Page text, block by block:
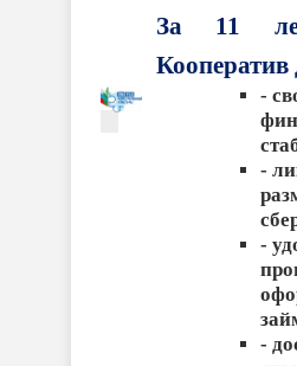
За 11
Кооператив
-
-
-
-